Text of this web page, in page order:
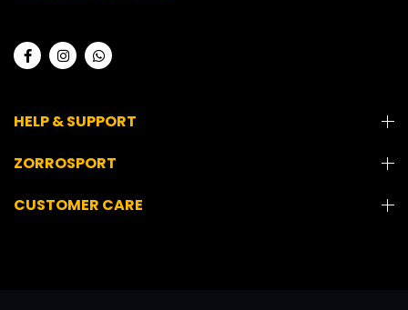
HELP & SUPPORT
ZORROSPORT
CUSTOMER CARE